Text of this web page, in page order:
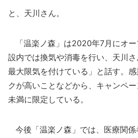
と、天川さん。
「温楽ノ森」は2020年7月にオ
設内では換気や消毒を行い、天川
最大限気を付けている」と話す。
クが高いことなどから、キャンペ
未満に限定している。
今後「温楽ノ森」では、医療関